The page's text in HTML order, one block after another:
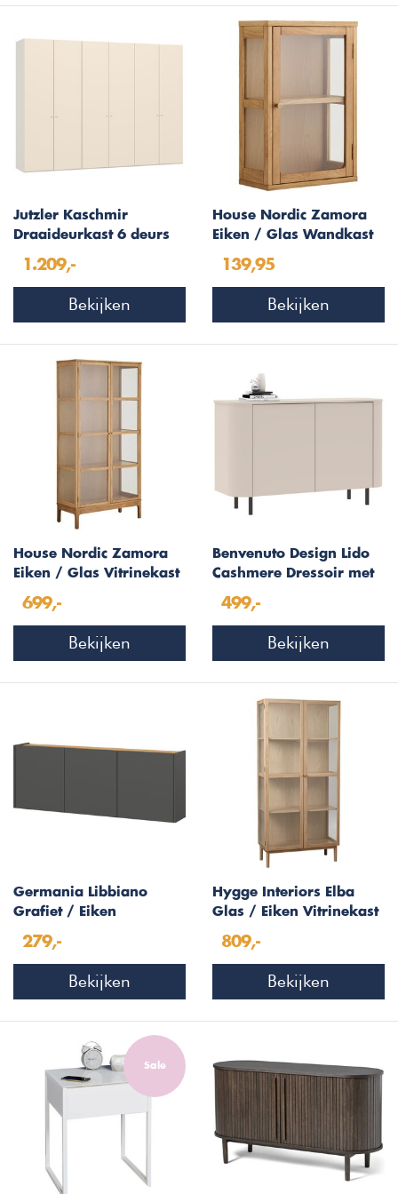
Jutzler Kaschmir
Draaideurkast 6 deurs
1.209,-
Bekijken
House Nordic Zamora
Eiken / Glas Wandkast
139,95
Bekijken
House Nordic Zamora
Eiken / Glas Vitrinekast
699,-
Bekijken
Benvenuto Design Lido
Cashmere Dressoir met
499,-
Bekijken
Germania Libbiano
Grafiet / Eiken
Wandkast H52 cm
279,-
Bekijken
Hygge Interiors Elba
Glas / Eiken Vitrinekast
809,-
Bekijken
Sale